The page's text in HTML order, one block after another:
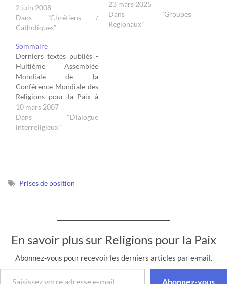
(Hautes-Alpes) Textes et
dessins originaux,
calligraphies, tentures,
œuvres de l’artiste
musulman algérien
Rachid Koraïchi.
L’hommage est organisé
avec l’artiste par la
Municipalité de Ceillac,
l’Association des Amis de
Ceillac, et la…
2 juin 2008
Dans "Chrétiens /
Catholiques"
23 mars 2025
Dans "Groupes
Regionaux"
Sommaire
Derniers textes publiés -
Huitième Assemblée
Mondiale de la
Conférence Mondiale des
Religions pour la Paix à
Kyoto – 2006 : Femmes
de Foi. Compte-rendu de
l'Assemblée. Déclaration
l'Assemblée. - Rencontre
10 mars 2007
Dans "Dialogue
interreligieux"
Prises de position
En savoir plus sur Religions pour la Paix
Abonnez-vous pour recevoir les derniers articles par e-mail.
Saisissez votre adresse e-mail…
Abonnez-vous